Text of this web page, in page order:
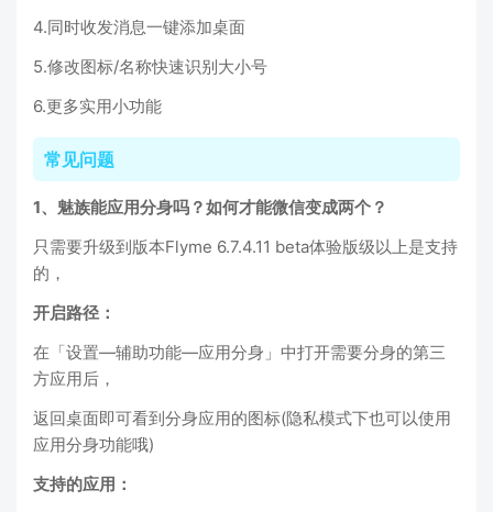
4.同时收发消息一键添加桌面
5.修改图标/名称快速识别大小号
6.更多实用小功能
常见问题
1、魅族能应用分身吗？如何才能微信变成两个？
只需要升级到版本Flyme 6.7.4.11 beta体验版级以上是支持
的，
开启路径：
在「设置—辅助功能—应用分身」中打开需要分身的第三
方应用后，
返回桌面即可看到分身应用的图标(隐私模式下也可以使用
应用分身功能哦)
支持的应用：